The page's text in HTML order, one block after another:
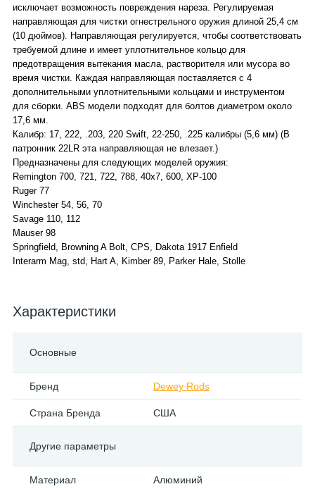
исключает возможность повреждения нареза. Регулируемая
направляющая для чистки огнестрельного оружия длиной 25,4 см
(10 дюймов). Направляющая регулируется, чтобы соответствовать
требуемой длине и имеет уплотнительное кольцо для
предотвращения вытекания масла, растворителя или мусора во
время чистки. Каждая направляющая поставляется с 4
дополнительными уплотнительными кольцами и инструментом
для сборки. ABS модели подходят для болтов диаметром около
17,6 мм.
Калибр: 17, 222, .203, 220 Swift, 22-250, .225 калибры (5,6 мм) (В
патронник 22LR эта направляющая не влезает.)
Предназначены для следующих моделей оружия:
Remington 700, 721, 722, 788, 40x7, 600, XP-100
Ruger 77
Winchester 54, 56, 70
Savage 110, 112
Mauser 98
Springfield, Browning A Bolt, CPS, Dakota 1917 Enfield
Interarm Mag, std, Hart A, Kimber 89, Parker Hale, Stolle
Характеристики
Основные
Бренд Dewey Rods
Страна Бренда США
Другие параметры
Материал Алюминий